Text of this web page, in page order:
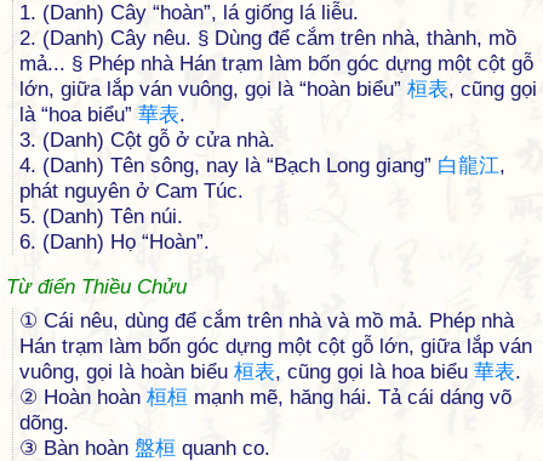
1. (Danh) Cây “hoàn”, lá giống lá liễu.
2. (Danh) Cây nêu. § Dùng để cắm trên nhà, thành, mồ
mả... § Phép nhà Hán trạm làm bốn góc dựng một cột gỗ
lớn, giữa lắp ván vuông, gọi là “hoàn biểu” 桓表, cũng gọi
là “hoa biểu” 華表.
3. (Danh) Cột gỗ ở cửa nhà.
4. (Danh) Tên sông, nay là “Bạch Long giang” 白龍江,
phát nguyên ở Cam Túc.
5. (Danh) Tên núi.
6. (Danh) Họ “Hoàn”.
Từ điển Thiều Chửu
① Cái nêu, dùng để cắm trên nhà và mồ mả. Phép nhà
Hán trạm làm bốn góc dựng một cột gỗ lớn, giữa lắp ván
vuông, gọi là hoàn biểu 桓表, cũng gọi là hoa biểu 華表.
② Hoàn hoàn 桓桓 mạnh mẽ, hăng hái. Tả cái dáng võ
dõng.
③ Bàn hoàn 盤桓 quanh co.